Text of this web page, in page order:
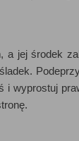
a jej środek
i wyprostuj